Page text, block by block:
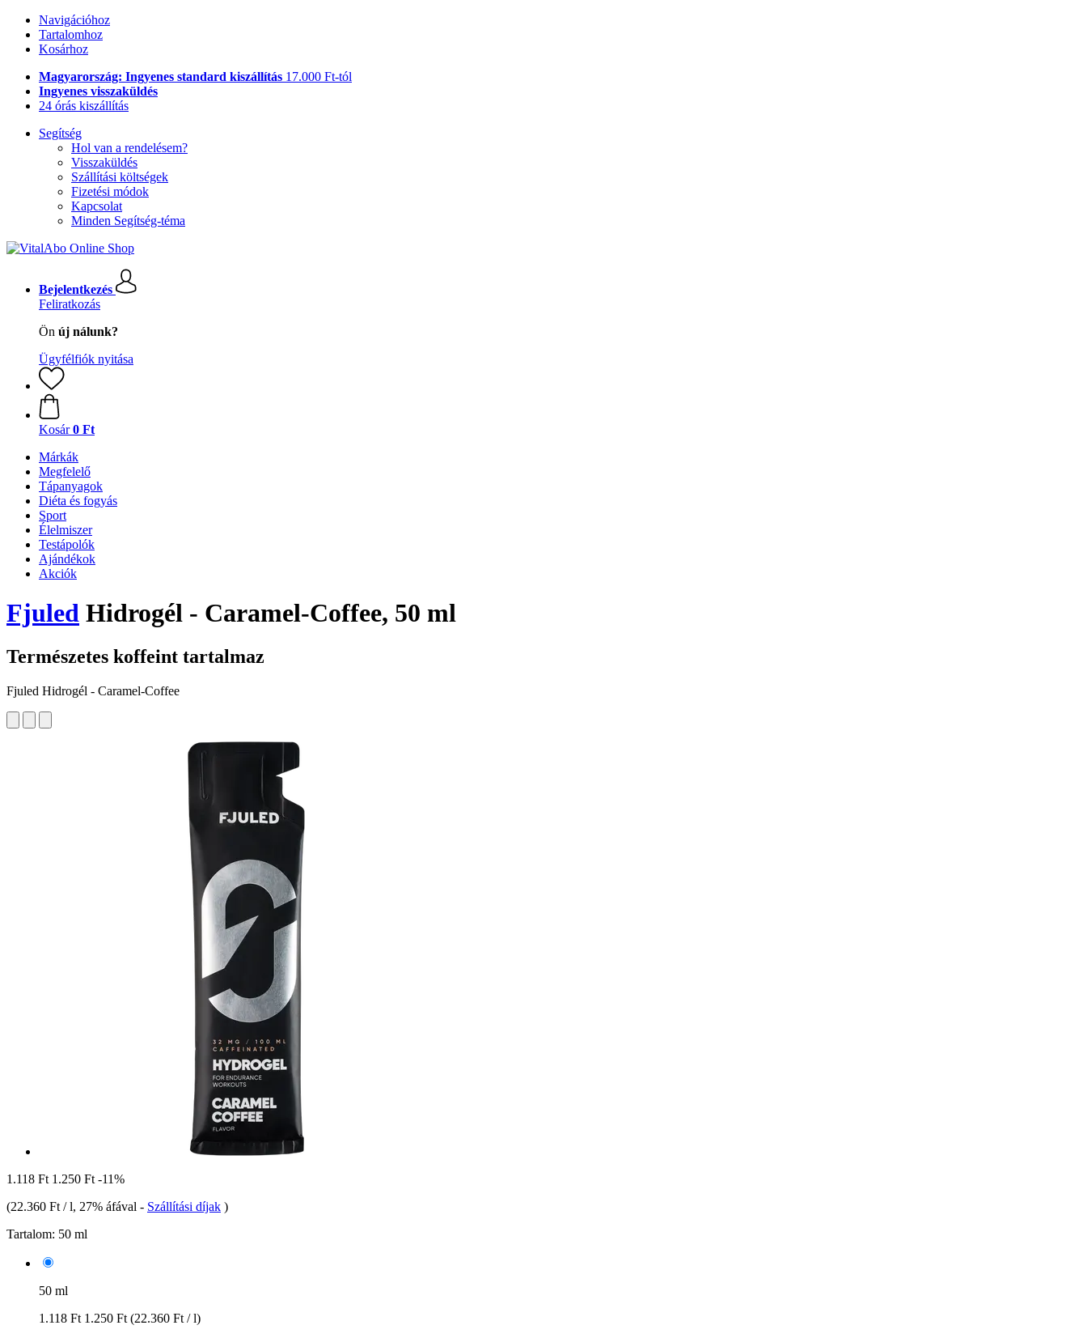
Navigációhoz
Tartalomhoz
Kosárhoz
Magyarország: Ingyenes standard kiszállítás 17.000 Ft-tól
Ingyenes visszaküldés
24 órás kiszállítás
Segítség
Hol van a rendelésem?
Visszaküldés
Szállítási költségek
Fizetési módok
Kapcsolat
Minden Segítség-téma
Bejelentkezés
Feliratkozás
Ön új nálunk?
Ügyfélfiók nyitása
Kosár 0 Ft
Márkák
Megfelelő
Tápanyagok
Diéta és fogyás
Sport
Élelmiszer
Testápolók
Ajándékok
Akciók
Fjuled Hidrogél - Caramel-Coffee, 50 ml
Természetes koffeint tartalmaz
Fjuled Hidrogél - Caramel-Coffee
1.118 Ft 1.250 Ft -11%
(22.360 Ft / l, 27% áfával - Szállítási díjak )
Tartalom: 50 ml
50 ml
1.118 Ft 1.250 Ft (22.360 Ft / l)